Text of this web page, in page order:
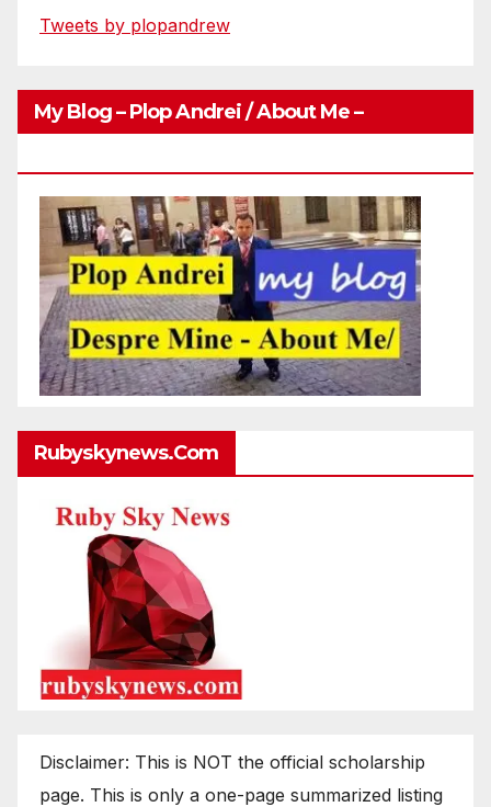
Tweets by plopandrew
My Blog – Plop Andrei / About Me –
Rubyskynews.com
Disclaimer: This is NOT the official scholarship
page. This is only a one-page summarized listing